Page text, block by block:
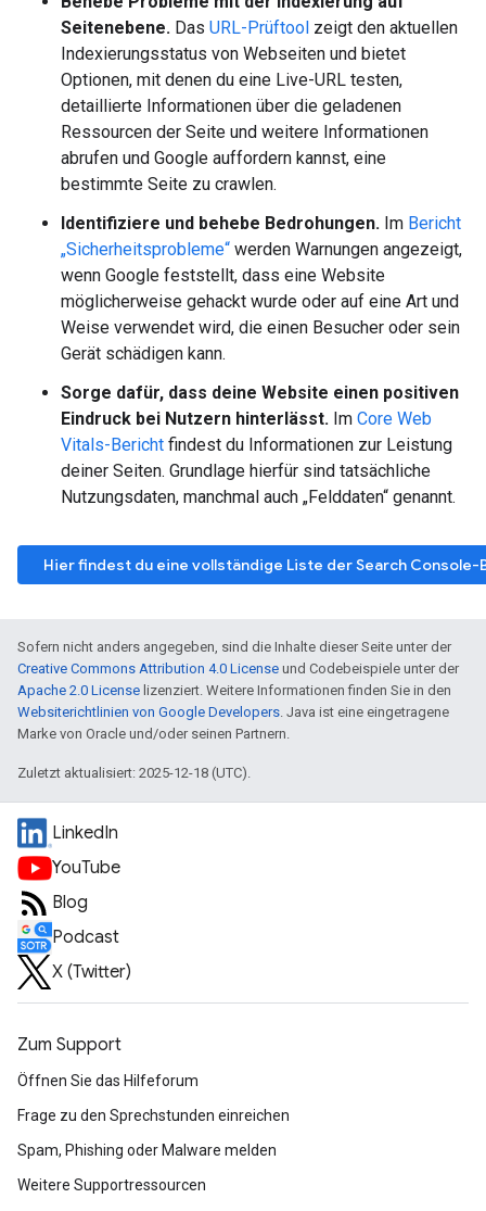
Seitenebene. Das URL-Prüftool zeigt den aktuellen
Indexierungsstatus von Webseiten und bietet
Optionen, mit denen du eine Live-URL testen,
detaillierte Informationen über die geladenen
Ressourcen der Seite und weitere Informationen
abrufen und Google auffordern kannst, eine
bestimmte Seite zu crawlen.
Identifiziere und behebe Bedrohungen. Im Bericht
„Sicherheitsprobleme“ werden Warnungen angezeigt,
wenn Google feststellt, dass eine Website
möglicherweise gehackt wurde oder auf eine Art und
Weise verwendet wird, die einen Besucher oder sein
Gerät schädigen kann.
Sorge dafür, dass deine Website einen positiven
Eindruck bei Nutzern hinterlässt. Im Core Web
Vitals-Bericht findest du Informationen zur Leistung
deiner Seiten. Grundlage hierfür sind tatsächliche
Nutzungsdaten, manchmal auch „Felddaten“ genannt.
Hier findest du eine vollständige Liste der Search Console-
Sofern nicht anders angegeben, sind die Inhalte dieser Seite unter der
Creative Commons Attribution 4.0 License und Codebeispiele unter der
Apache 2.0 License lizenziert. Weitere Informationen finden Sie in den
Websiterichtlinien von Google Developers. Java ist eine eingetragene
Marke von Oracle und/oder seinen Partnern.
Zuletzt aktualisiert: 2025-12-18 (UTC).
LinkedIn
YouTube
Blog
Podcast
X (Twitter)
Zum Support
Öffnen Sie das Hilfeforum
Frage zu den Sprechstunden einreichen
Spam, Phishing oder Malware melden
Weitere Supportressourcen